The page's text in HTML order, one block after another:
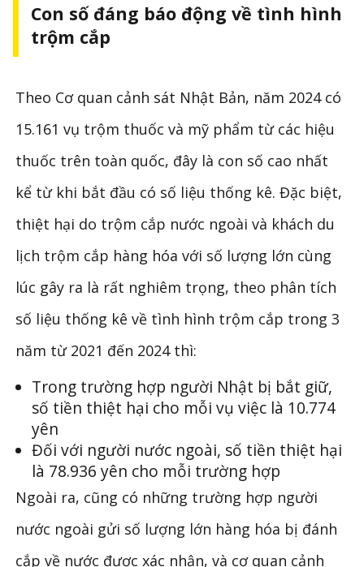
Con số đáng báo động về tình hình
trộm cắp
Theo Cơ quan cảnh sát Nhật Bản, năm 2024 có
15.161 vụ trộm thuốc và mỹ phẩm từ các hiệu
thuốc trên toàn quốc, đây là con số cao nhất
kể từ khi bắt đầu có số liệu thống kê. Đặc biệt,
thiệt hại do trộm cắp nước ngoài và khách du
lịch trộm cắp hàng hóa với số lượng lớn cùng
lúc gây ra là rất nghiêm trọng, theo phân tích
số liệu thống kê về tình hình trộm cắp trong 3
năm từ 2021 đến 2024 thì:
Trong trường hợp người Nhật bị bắt giữ,
số tiền thiệt hại cho mỗi vụ việc là 10.774
yên
Đối với người nước ngoài, số tiền thiệt hại
là 78.936 yên cho mỗi trường hợp
Ngoài ra, cũng có những trường hợp người
nước ngoài gửi số lượng lớn hàng hóa bị đánh
cắp về nước được xác nhận, và cơ quan cảnh